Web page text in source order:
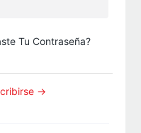
Tu Contraseña?
→